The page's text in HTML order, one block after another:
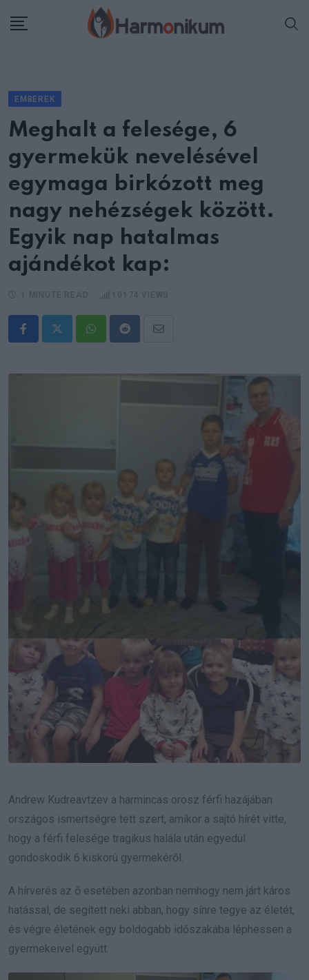
EMBEREK
Meghalt a felesége, 6
gyermekük nevelésével
egymaga birkózott meg
nagy nehézségek között.
Egyik nap hatalmas
ajándékot kap:
WhatsappRedditShare
Email
Andrew Kudreavtzev a harmincas orosz férfi hazájában
országos ismertségre tett szert, amikor a sajtó hírét vitte,
hogy a férfi felesége tragikus halála után egyedül
gondoskodik 6 kiskorú gyermekéről.
A hírverés az ő esetében azonban nemhogy nem járt káros
hatással, de segített neki abban, hogy sínre tegye az életét,
és végre életének egy boldogabb időszakába léphessen a
gyermekeivel együtt.